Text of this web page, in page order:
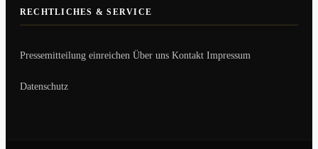
RECHTLICHES & SERVICE
Pressemitteilung einreichen Über uns Kontakt Impressum
Datenschutz